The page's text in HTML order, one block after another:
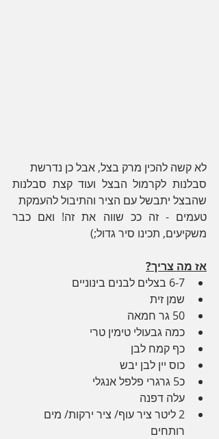
לא קשה להכין מרק בצל, אבל כן נדרשת
שהבצל יתבשל עם הציר והתיבול להעמקת
משקיעים, תכינו סיר גדול;)
אז מה צריך?
6-7 בצלים לבנים בינוניים
שמן זית
50 גר חמאה
כמה גבעולי טימין טרי
כף קמח לבן
כוס יין לבן יבש
כ5 גרגרי פלפל אנגלי
עלה דפנה
2 ליטר ציר עוף/ ציר ירקות/ מים
רותחים